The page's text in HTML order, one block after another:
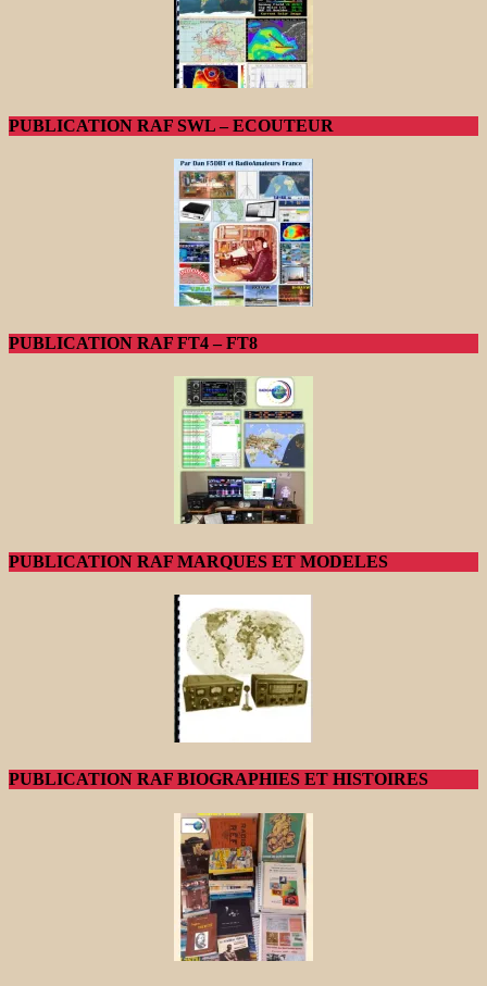
PUBLICATION RAF SWL – ECOUTEUR
PUBLICATION RAF FT4 – FT8
PUBLICATION RAF MARQUES ET MODELES
PUBLICATION RAF BIOGRAPHIES ET HISTOIRES